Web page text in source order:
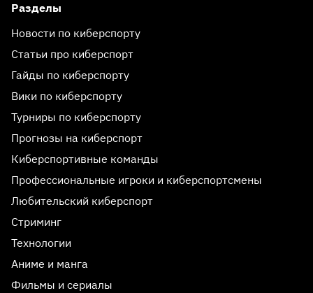
Разделы
Новости по киберспорту
Статьи про киберспорт
Гайды по киберспорту
Вики по киберспорту
Турниры по киберспорту
Прогнозы на киберспорт
Киберспортивные команды
Профессиональные игроки и киберспортсмены
Любительский киберспорт
Стриминг
Технологии
Аниме и манга
Фильмы и сериалы